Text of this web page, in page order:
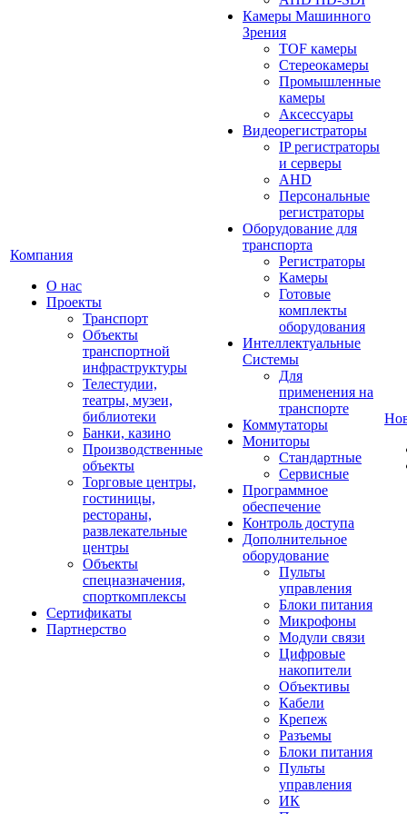
Компания
О нас
Проекты
Транспорт
Объекты
транспортной
инфраструктуры
Телестудии,
театры, музеи,
библиотеки
Банки, казино
Производственные
объекты
Торговые центры,
гостиницы,
рестораны,
развлекательные
центры
Объекты
спецназначения,
спорткомплексы
Сертификаты
Партнерство
Камеры Машинного
Зрения
TOF камеры
Стереокамеры
Промышленные
камеры
Аксессуары
Видеорегистраторы
IP регистраторы
и серверы
AHD
Персональные
регистраторы
Оборудование для
транспорта
Регистраторы
Камеры
Готовые
комплекты
оборудования
Интеллектуальные
Системы
Для
применения на
транспорте
Коммутаторы
Мониторы
Стандартные
Сервисные
Программное
обеспечение
Контроль доступа
Дополнительное
оборудование
Пульты
управления
Блоки питания
Микрофоны
Модули связи
Цифровые
накопители
Объективы
Кабели
Крепеж
Разъемы
Блоки питания
Пульты
управления
ИК